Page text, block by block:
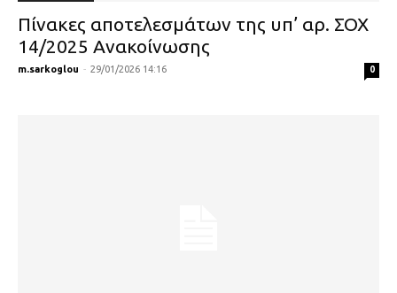
Πίνακες αποτελεσμάτων της υπ’ αρ. ΣΟΧ
14/2025 Ανακοίνωσης
m.sarkoglou - 29/01/2026 14:16 0